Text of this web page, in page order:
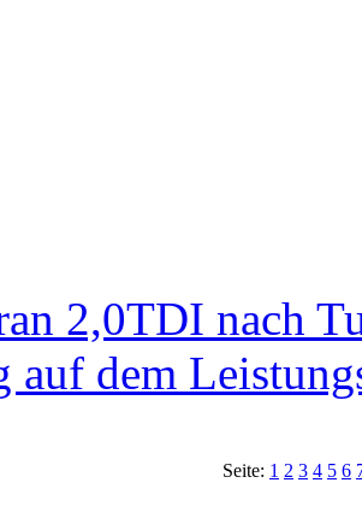
2,0TDI nach
auf dem
Seite: 1 2 3 4 5 6